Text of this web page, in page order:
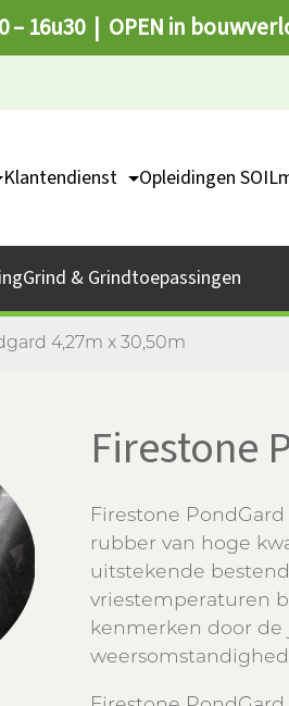
– 16u30 | OPEN in
Klantendienst
Afhaalpunten
FAQ
Opleidingen
Grind & Grindtoepassingen
4,27m x 30,50m
Firestone
Firestone
rubber van hoge
uitstekende
vriestemperaturen
kenmerken door de